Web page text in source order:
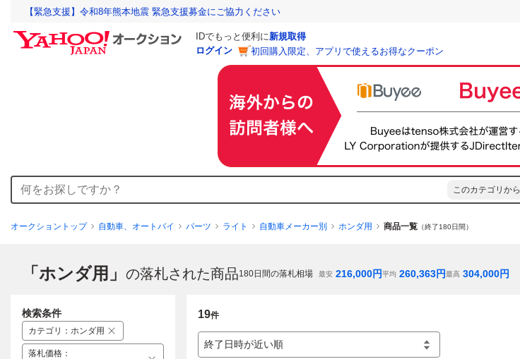
【緊急支援】令和8年熊本地震 緊急支援募金にご協力ください
IDでもっと便利に新規取得
ログイン
初回購入限定、アプリで使えるお得なクーポン
このカテゴリから
オークショントップ 自動車、オートバイ パーツ ライト 自動車メーカー別 ホンダ用 商品一覧 （終了180日間）
「ホンダ用」 の落札された商品180日間の落札相場 最安 216,000円平均 260,363円最高 304,000円
19件
終了日時が近い順
検索条件
カテゴリ ： ホンダ用
落札価格 ：